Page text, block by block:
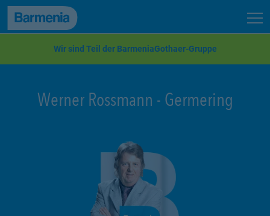
zum Seiteninhalt
Back to top
Wir sind Teil der BarmeniaGothaer-Gruppe
Werner Rossmann - Germering